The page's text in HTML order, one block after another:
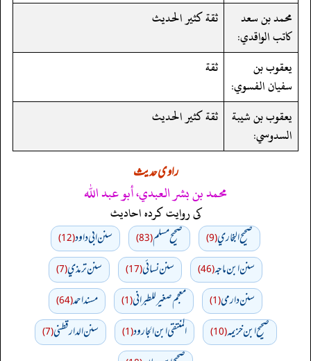
محمد بن سعد
كاتب الواقدي:
ثقة كثير الحديث
يعقوب بن
سفيان الفسوي:
ثقة
يعقوب بن شيبة
السدوسي:
ثقة كثير الحديث
راوی حدیث
محمد بن بشر العبدي، أبو عبد الله
کی روایت کردہ احادیث
صحيح البخاري(9) صحيح مسلم(83) سنن ابي داود(12)
سنن ابن ماجه(46) سنن نسائي(17) سنن ترمذي(7)
سنن دارمي(1) معجم صغير للطبراني(1) مسند احمد(64)
صحيح ابن خزيمه(10) المنتقى ابن الجارود(1) سنن الدارقطني(7)